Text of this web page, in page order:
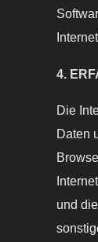
4.
Die
Daten
und